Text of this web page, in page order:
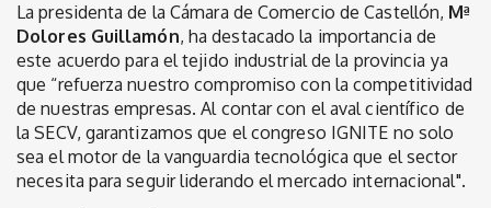
La presidenta de la Cámara de Comercio de Castellón, Mª
Dolores Guillamón, ha destacado la importancia de
este acuerdo para el tejido industrial de la provincia ya
que “refuerza nuestro compromiso con la competitividad
de nuestras empresas. Al contar con el aval científico de
la SECV, garantizamos que el congreso IGNITE no solo
sea el motor de la vanguardia tecnológica que el sector
necesita para seguir liderando el mercado internacional".